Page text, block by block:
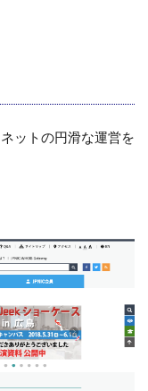
ットの円滑な運営を